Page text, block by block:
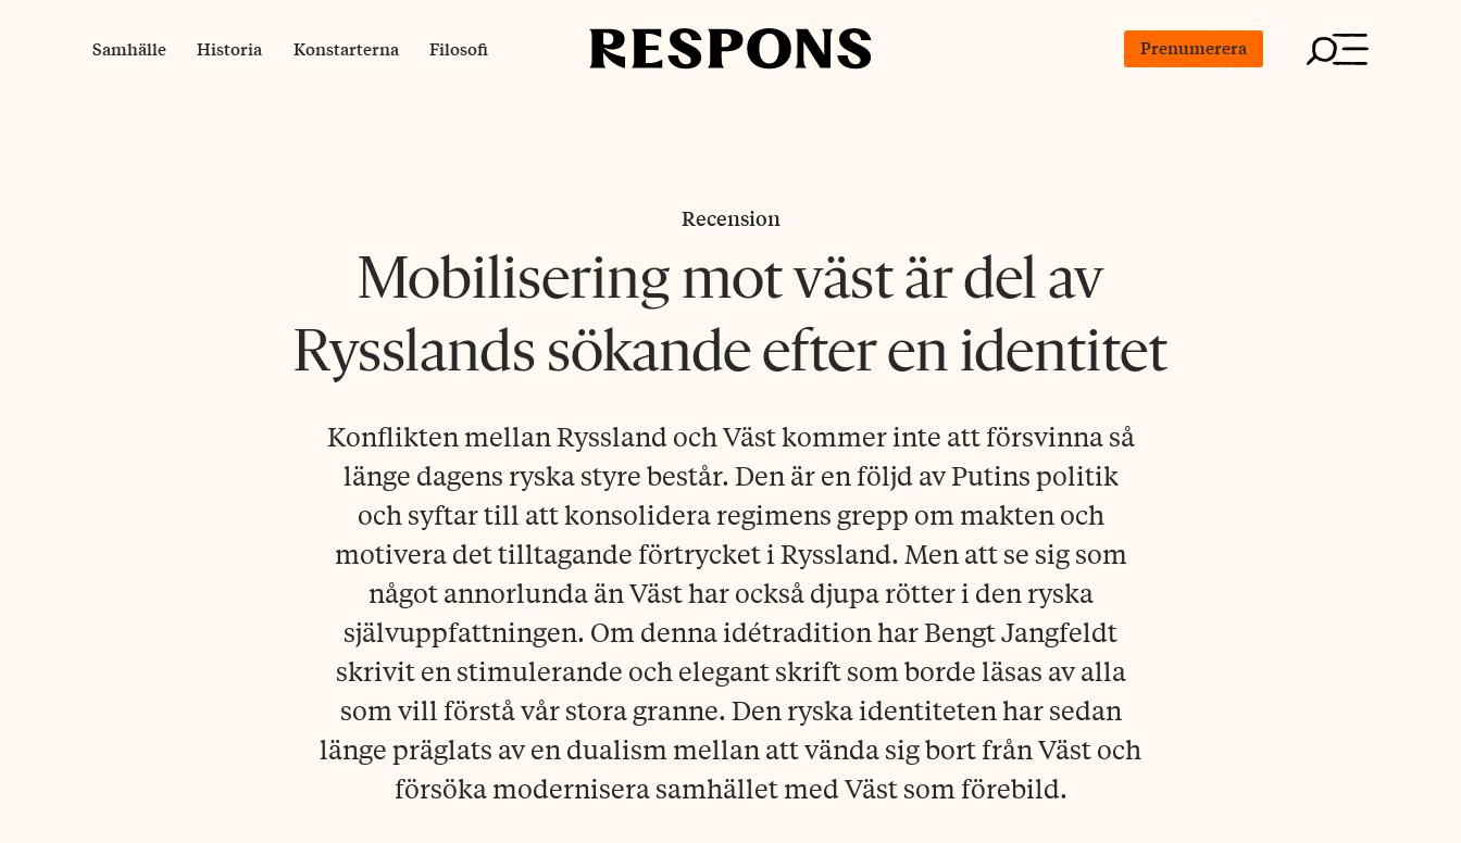
Samhälle Historia Konstarterna Filosofi Prenumerera
Recension
Mobilisering mot väst är del av
Rysslands sökande efter en identitet
Konflikten mellan Ryssland och Väst kommer inte att försvinna så
länge dagens ryska styre består. Den är en följd av Putins politik
och syftar till att konsolidera regimens grepp om makten och
motivera det tilltagande förtrycket i Ryssland. Men att se sig som
något annorlunda än Väst har också djupa rötter i den ryska
självuppfattningen. Om denna idétradition har Bengt Jangfeldt
skrivit en stimulerande och elegant skrift som borde läsas av alla
som vill förstå vår stora granne. Den ryska identiteten har sedan
länge präglats av en dualism mellan att vända sig bort från Väst och
försöka modernisera samhället med Väst som förebild.